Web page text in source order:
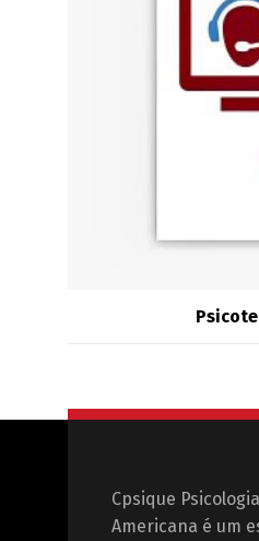
Cpsique
Americana é um